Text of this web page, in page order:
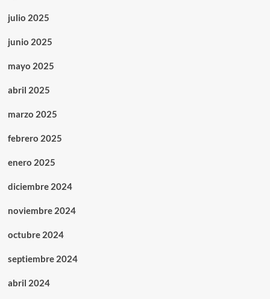
julio 2025
junio 2025
mayo 2025
abril 2025
marzo 2025
febrero 2025
enero 2025
diciembre 2024
noviembre 2024
octubre 2024
septiembre 2024
abril 2024